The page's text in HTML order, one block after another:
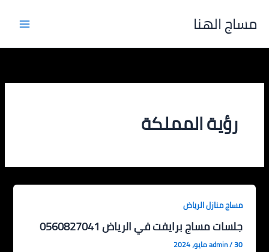
مساج الهنا
رؤية المملكة
مساج منازل الرياض
جلسات مساج برايفت في الرياض 0560827041
admin/30 مايو، 2024